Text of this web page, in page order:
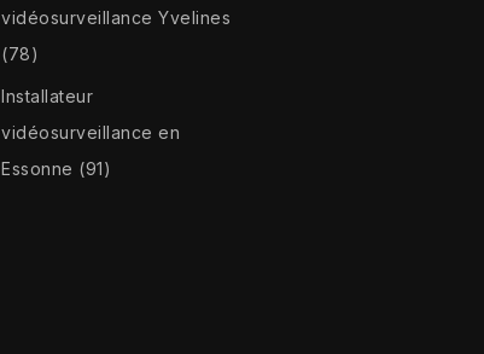
vidéosurveillance Yvelines
(78)
Installateur
vidéosurveillance en
Essonne (91)